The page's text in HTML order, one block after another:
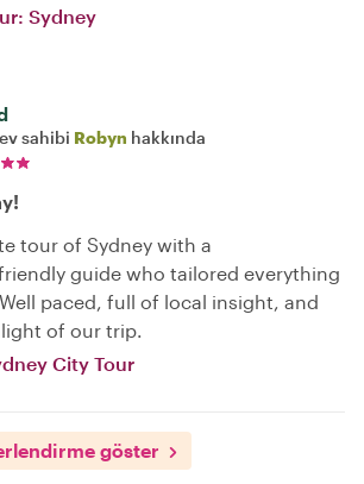
Sydney
sahibi Robyn hakkında
tour of Sydney with a
guide who tailored everything
paced, full of local insight, and
of our trip.
City Tour
göster